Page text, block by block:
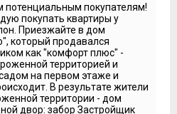
квартала 2019.
квартир… Сохраняется то
Конечно. В доме
Квартирография состоит из
квартир. Площадь
площадь
кв. м.
покупателям!
покупать квартиры у
Приезжайте в дом
который продавался
как "комфорт плюс" -
территорией и
на первом этаже и
В результате жители
территории - дом
двор: забор Застройщик